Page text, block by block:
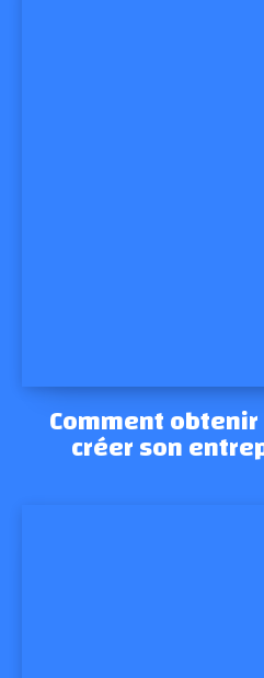
Comment
créer son